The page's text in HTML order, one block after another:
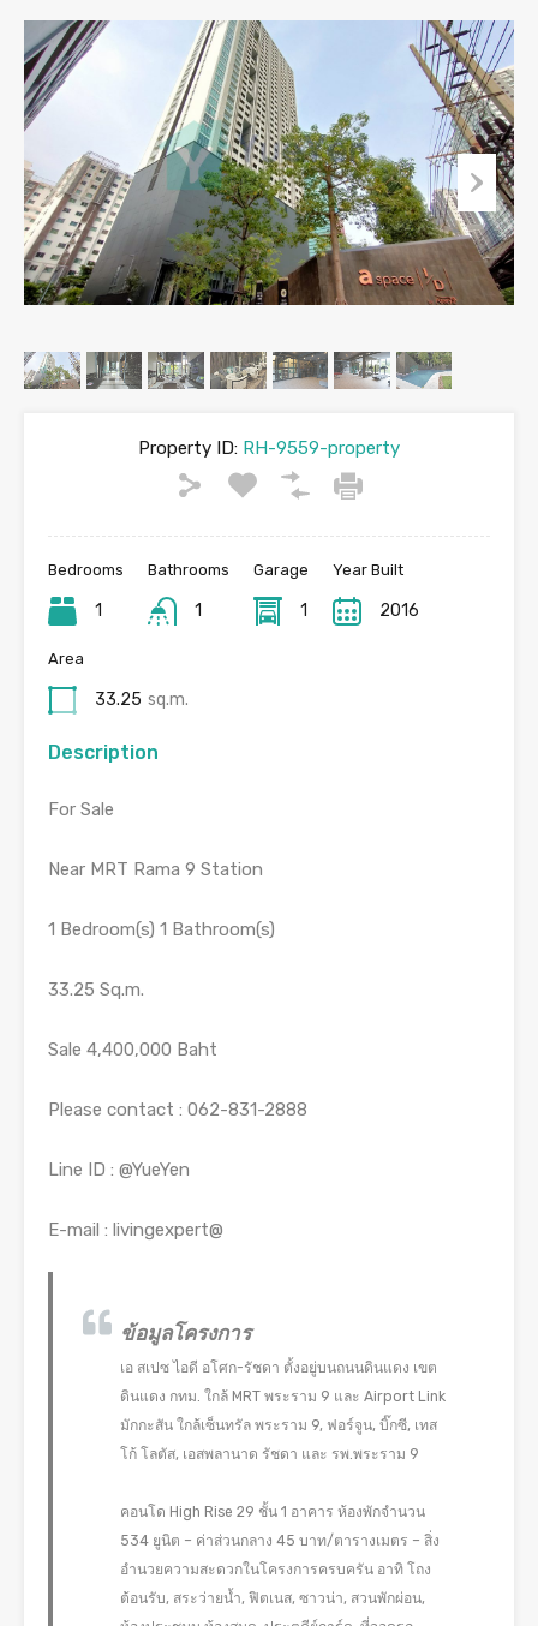
Property ID: RH-9559-property
Bedrooms
1
Bathrooms
1
Garage
1
Year Built
2016
Area
33.25 sq.m.
Description
For Sale
Near MRT Rama 9 Station
1 Bedroom(s) 1 Bathroom(s)
33.25 Sq.m.
Sale 4,400,000 Baht
Please contact : 062-831-2888
Line ID : @YueYen
E-mail : livingexpert@
ข้อมูลโครงการ
เอ สเปซ ไอดี อโศก-รัชดา ตั้งอยู่บนถนนดินแดง เขต
ดินแดง กทม. ใกล้ MRT พระราม 9 และ Airport Link
มักกะสัน ใกล้เซ็นทรัล พระราม 9, ฟอร์จูน, บิ๊กซี, เทส
โก้ โลตัส, เอสพลานาด รัชดา และ รพ.พระราม 9
คอนโด High Rise 29 ชั้น 1 อาคาร ห้องพักจำนวน
534 ยูนิต – ค่าส่วนกลาง 45 บาท/ตารางเมตร – สิ่ง
อำนวยความสะดวกในโครงการครบครัน อาทิ โถง
ต้อนรับ, สระว่ายน้ำ, ฟิตเนส, ซาวน่า, สวนพักผ่อน,